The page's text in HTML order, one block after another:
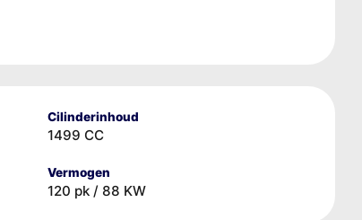
Cilinderinhoud
1499 CC
Vermogen
120 pk / 88 KW